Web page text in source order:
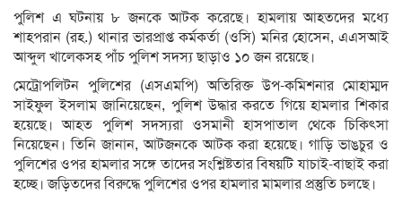
পুলিশ এ ঘটনায় ৮ জনকে আটক করেছে। হামলায় আহতদের মধ্যে
শাহপরান (রহ.) থানার ভারপ্রাপ্ত কর্মকর্তা (ওসি) মনির হোসেন, এএসআই
আব্দুল খালেকসহ পাঁচ পুলিশ সদস্য ছাড়াও ১০ জন রয়েছে।
মেট্রোপলিটন পুলিশের (এসএমপি) অতিরিক্ত উপ-কমিশনার মোহাম্মদ
সাইফুল ইসলাম জানিয়েছেন, পুলিশ উদ্ধার করতে গিয়ে হামলার শিকার
হয়েছে। আহত পুলিশ সদস্যরা ওসমানী হাসপাতাল থেকে চিকিৎসা
নিয়েছেন। তিনি জানান, আটজনকে আটক করা হয়েছে। গাড়ি ভাঙচুর ও
পুলিশের ওপর হামলার সঙ্গে তাদের সংশ্লিষ্টতার বিষয়টি যাচাই-বাছাই করা
হচ্ছে। জড়িতদের বিরুদ্ধে পুলিশের ওপর হামলার মামলার প্রস্তুতি চলছে।